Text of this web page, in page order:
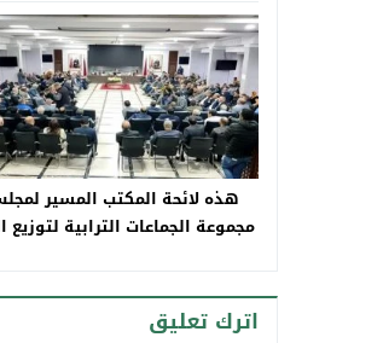
هذه لائحة المكتب المسير
مجموعة الجماعات الترابية لتوزيع
اترك تعليق